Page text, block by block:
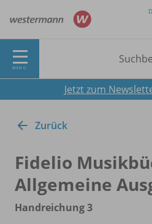
MENÜ
Jetzt zum
Zurück
Fidelio
Allgemeine
Handreichung 3